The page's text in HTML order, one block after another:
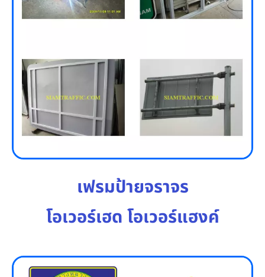
เฟรมป้ายจราจร
โอเวอร์เฮด โอเวอร์แฮงค์